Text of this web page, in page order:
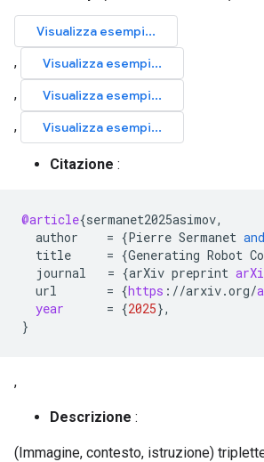
Citazione :
@article{sermanet2025asimov,
author
= {Pierre Sermanet and
title
= {Generating Robot
journal
= {arXiv preprint
url
= {https : //arxiv.org/
year
= {2025},
}
,
Descrizione :
(Immagine, contesto, istruzione)